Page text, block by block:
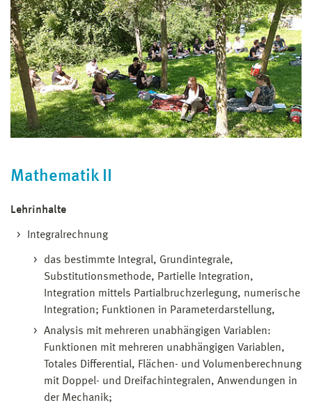
Mathematik II
Lehrinhalte
Integralrechnung
das bestimmte Integral, Grundintegrale,
Substitutionsmethode, Partielle Integration,
Integration mittels Partialbruchzerlegung, numerische
Integration; Funktionen in Parameterdarstellung,
Analysis mit mehreren unabhängigen Variablen:
Funktionen mit mehreren unabhängigen Variablen,
Totales Differential, Flächen- und Volumenberechnung
mit Doppel- und Dreifachintegralen, Anwendungen in
der Mechanik;